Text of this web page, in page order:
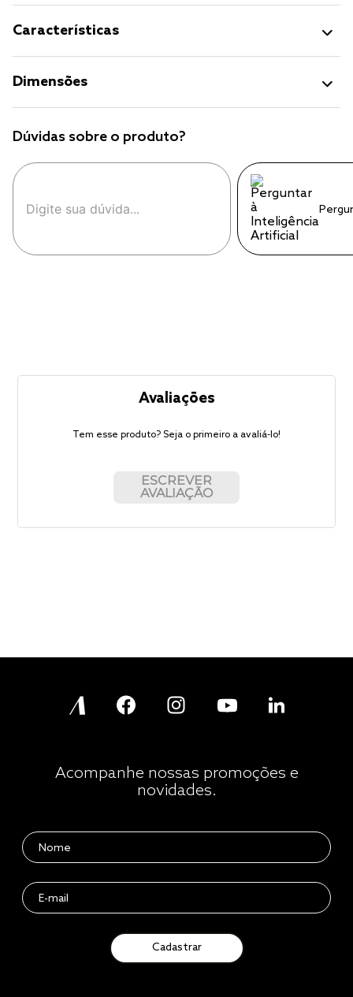
Características
Dimensões
Dúvidas sobre o produto?
Avaliações
Tem esse produto? Seja o primeiro a avaliá-lo!
ESCREVER
AVALIAÇÃO
Acompanhe nossas promoções e
novidades.
Cadastrar